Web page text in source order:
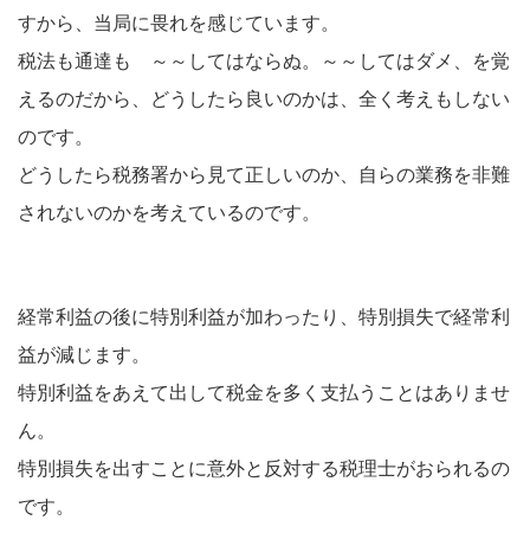
すから、当局に畏れを感じています。
税法も通達も ～～してはならぬ。～～してはダメ、を覚
えるのだから、どうしたら良いのかは、全く考えもしない
のです。
どうしたら税務署から見て正しいのか、自らの業務を非難
されないのかを考えているのです。
経常利益の後に特別利益が加わったり、特別損失で経常利
益が減じます。
特別利益をあえて出して税金を多く支払うことはありませ
ん。
特別損失を出すことに意外と反対する税理士がおられるの
です。